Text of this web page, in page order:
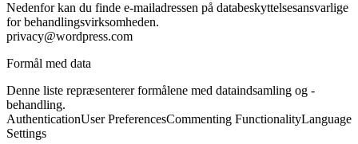
Nedenfor kan du finde e-mailadressen på databeskyttelsesansvarlige
for behandlingsvirksomheden.
privacy@wordpress.com
Formål med data
Denne liste repræsenterer formålene med dataindsamling og -
behandling.
AuthenticationUser PreferencesCommenting FunctionalityLanguage
Settings